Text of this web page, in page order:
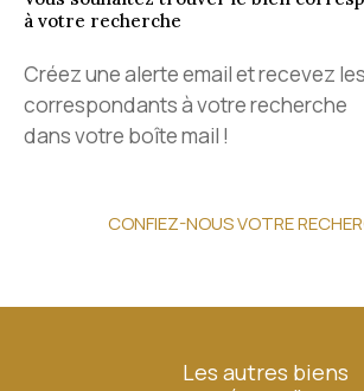
à votre recherche
Créez une alerte email et recevez
correspondants à votre recherche
dans votre boîte mail !
CONFIEZ-NOUS VOTRE
Les autres biens